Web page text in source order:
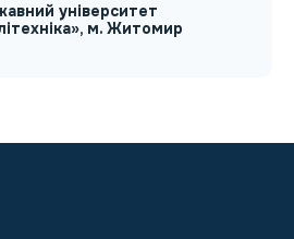
університет
м. Житомир